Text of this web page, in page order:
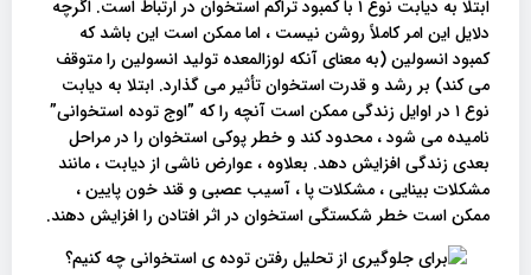
ابتلا به دیابت نوع ۱ با کمبود تراکم استخوان در ارتباط است. اگرچه
دلایل این امر کاملاً روشن نیست ، اما ممکن است این باشد که
کمبود انسولین (به معنای آنکه لوزالمعده تولید انسولین را متوقف
می کند) بر رشد و قدرت استخوان تأثیر می گذارد. ابتلا به دیابت
نوع ‍۱ در اوایل زندگی ممکن است آنچه را که ”اوج توده استخوانی”
نامیده می شود ، محدود کند و خطر پوکی استخوان را در مراحل
بعدی زندگی افزایش دهد. بعلاوه ، عوارض ناشی از دیابت ، مانند
مشکلات بینایی ، مشکلات پا ، آسیب عصبی و قند خون پایین ،
ممکن است خطر شکستگی استخوان در اثر افتادن را افزایش دهند.